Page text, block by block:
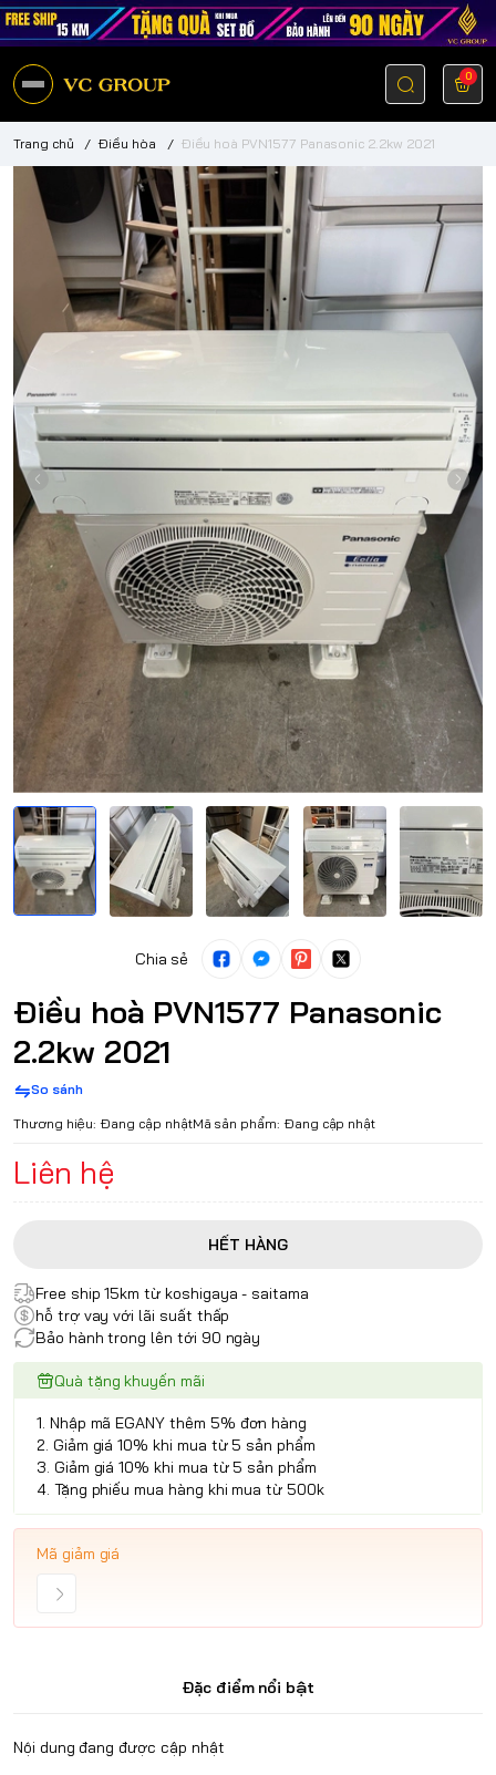
0
Trang chủ / Điều hòa / Điều hoà PVN1577 Panasonic 2.2kw 2021
Chia sẻ
Điều hoà PVN1577 Panasonic
2.2kw 2021
So sánh
Thương hiệu: Đang cập nhậtMã sản phẩm: Đang cập nhật
Liên hệ
HẾT HÀNG
Free ship 15km từ koshigaya - saitama
hỗ trợ vay với lãi suất thấp
Bảo hành trong lên tới 90 ngày
Quà tặng khuyến mãi
1. Nhập mã EGANY thêm 5% đơn hàng
2. Giảm giá 10% khi mua từ 5 sản phẩm
3. Giảm giá 10% khi mua từ 5 sản phẩm
4. Tặng phiếu mua hàng khi mua từ 500k
Mã giảm giá
Đặc điểm nổi bật
Nội dung đang được cập nhật